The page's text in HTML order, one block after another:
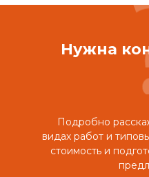
Нужна
Подробно
видах работ и
стоимость и